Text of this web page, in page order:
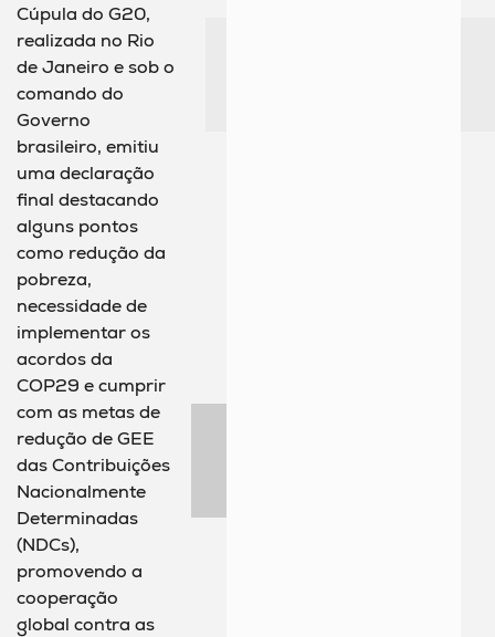
Cúpula do G20,
realizada no Rio
de Janeiro e sob o
comando do
Governo
brasileiro, emitiu
uma declaração
final destacando
alguns pontos
como redução da
pobreza,
necessidade de
implementar os
acordos da
COP29 e cumprir
com as metas de
redução de GEE
das Contribuições
Nacionalmente
Determinadas
(NDCs),
promovendo a
cooperação
global contra as